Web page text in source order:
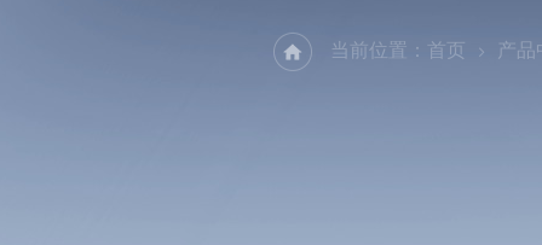
当前位置： 首页 产品